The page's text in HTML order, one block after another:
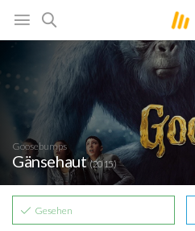
Goosebumps
Gänsehaut(2015)
Gesehen